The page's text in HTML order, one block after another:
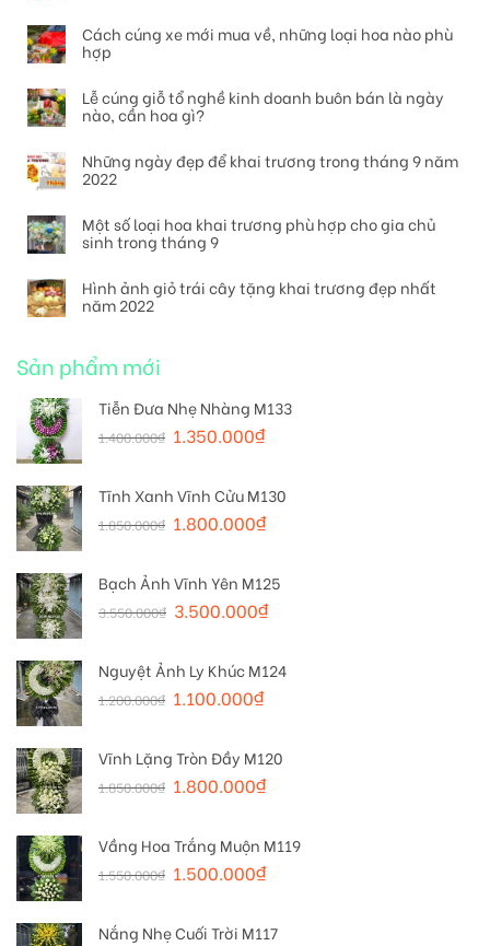
Cách cúng xe mới mua về, những loại hoa nào phù
hợp
Lễ cúng giỗ tổ nghề kinh doanh buôn bán là ngày
nào, cần hoa gì?
Những ngày đẹp để khai trương trong tháng 9 năm
2022
Một số loại hoa khai trương phù hợp cho gia chủ
sinh trong tháng 9
Hình ảnh giỏ trái cây tặng khai trương đẹp nhất
năm 2022
Sản phẩm mới
Tiễn Đưa Nhẹ Nhàng M133
1.400.000₫ 1.350.000₫
Tĩnh Xanh Vĩnh Cửu M130
1.850.000₫ 1.800.000₫
Bạch Ảnh Vĩnh Yên M125
3.550.000₫ 3.500.000₫
Nguyệt Ảnh Ly Khúc M124
1.200.000₫ 1.100.000₫
Vĩnh Lặng Tròn Đầy M120
1.850.000₫ 1.800.000₫
Vầng Hoa Trắng Muộn M119
1.550.000₫ 1.500.000₫
Nắng Nhẹ Cuối Trời M117